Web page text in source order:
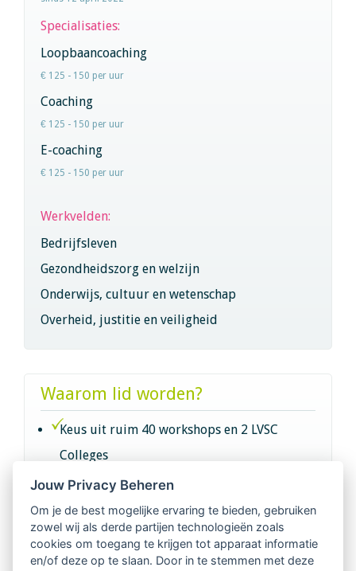
Specialisaties:
Loopbaancoaching
€ 125 - 150 per uur
Coaching
€ 125 - 150 per uur
E-coaching
€ 125 - 150 per uur
Werkvelden:
Bedrijfsleven
Gezondheidszorg en welzijn
Onderwijs, cultuur en wetenschap
Overheid, justitie en veiligheid
Waarom lid worden?
Keus uit ruim 40 workshops en 2 LVSC
Colleges
Intervisie met geregistreerde vakgenoten
Netwerk van 2100 professionals in 14
regio's
Jouw Privacy Beheren
Om je de best mogelijke ervaring te bieden, gebruiken
zowel wij als derde partijen technologieën zoals
cookies om toegang te krijgen tot apparaat informatie
en/of deze op te slaan. Door in te stemmen met deze